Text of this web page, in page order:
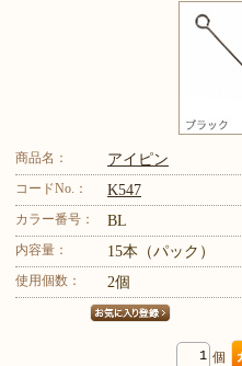
商品名： アイピン
コードNo.： K547
カラー番号： BL
内容量： 15本（パック）
使用個数： 2個
個